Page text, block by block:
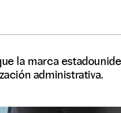
la marca
administrativa.